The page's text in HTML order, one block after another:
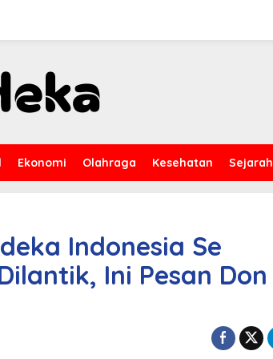
Ekonomi Olahraga Kesehatan Sejarah
Indonesia Se
Ini Pesan Don